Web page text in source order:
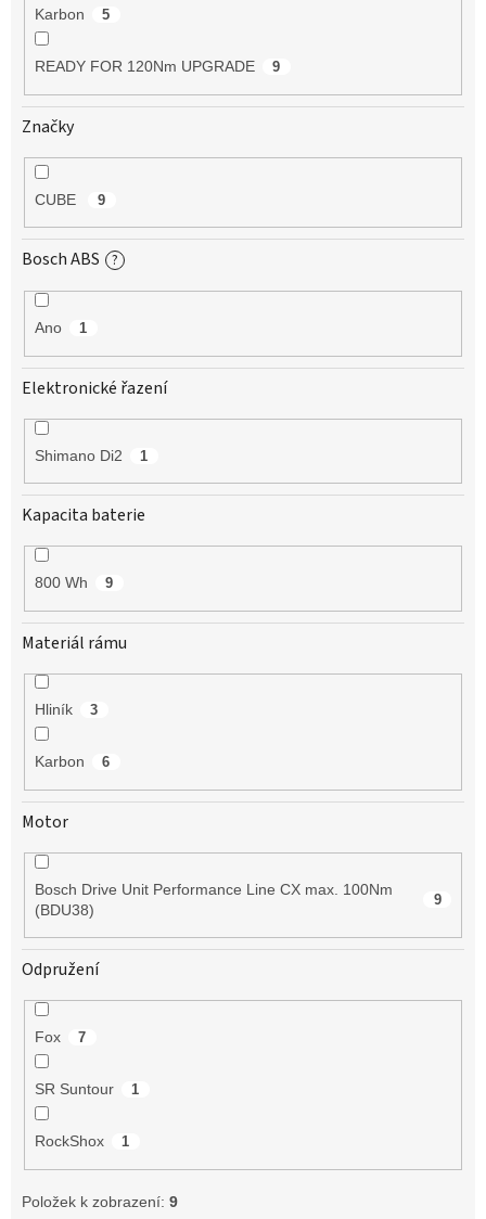
Karbon 5
READY FOR 120Nm UPGRADE 9
Značky
CUBE 9
Bosch ABS ?
Ano 1
Elektronické řazení
Shimano Di2 1
Kapacita baterie
800 Wh 9
Materiál rámu
Hliník 3
Karbon 6
Motor
Bosch Drive Unit Performance Line CX max. 100Nm
(BDU38)
9
Odpružení
Fox 7
SR Suntour 1
RockShox 1
Položek k zobrazení: 9